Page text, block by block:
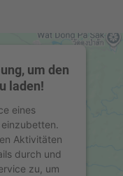
um den
laden!
eines
Aktivitäten
durch und
zu, um